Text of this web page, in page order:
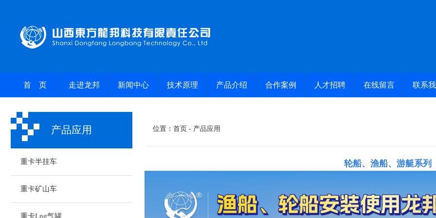
首 页 走进龙邦 新闻中心 技术原理 产品介绍 合作案例 人才招聘 在线留言 联系
产品应用
重卡半挂车
重卡矿山车
重卡Lng气罐
位置： 首页 - 产品应用
轮船、渔船、游艇系列